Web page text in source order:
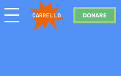
CARRELLO DONARE